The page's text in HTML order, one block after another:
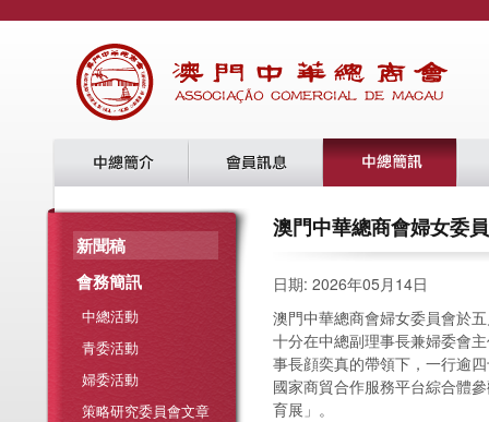
新聞稿
會務簡訊
中總活動
青委活動
婦委活動
策略研究委員會文章
澳門中華總商會婦女委
日期: 2026年05月14日
澳門中華總商會婦女委員會於
十分在中總副理事長兼婦委會
事長顔奕真的帶領下，一行逾
國家商貿合作服務平台綜合體
育展」。